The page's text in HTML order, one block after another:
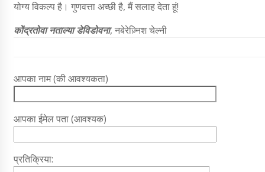
योग्य विकल्प है। गुणवत्ता अच्छी है, मैं सलाह देता हूं!
कोंद्रतोवा नताल्या डेविडोवना, नबेरेज़्निश चेल्नी
आपका नाम (की आवश्यकता)
आपका ईमेल पता (आवश्यक)
प्रतिक्रिया: